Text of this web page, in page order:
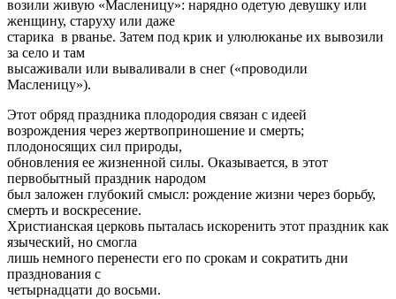
возили живую «Масленицу»: нарядно одетую девушку или
женщину, старуху или даже
старика в рванье. Затем под крик и улюлюканье их вывозили
за село и там
высаживали или вываливали в снег («проводили
Масленицу»).
Этот обряд праздника плодородия связан с идеей
возрождения через жертвоприношение и смерть;
плодоносящих сил природы,
обновления ее жизненной силы. Оказывается, в этот
первобытный праздник народом
был заложен глубокий смысл: рождение жизни через борьбу,
смерть и воскресение.
Христианская церковь пыталась искоренить этот праздник как
языческий, но смогла
лишь немного перенести его по срокам и сократить дни
празднования с
четырнадцати до восьми.